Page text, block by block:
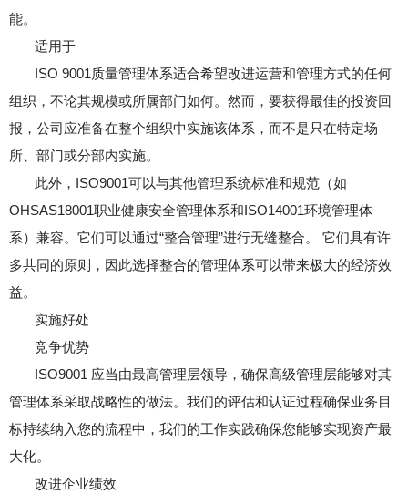
能。
适用于
ISO 9001质量管理体系适合希望改进运营和管理方式的任何
组织，不论其规模或所属部门如何。然而，要获得最佳的投资回
报，公司应准备在整个组织中实施该体系，而不是只在特定场
所、部门或分部内实施。
此外，ISO9001可以与其他管理系统标准和规范（如
OHSAS18001职业健康安全管理体系和ISO14001环境管理体
系）兼容。它们可以通过“整合管理”进行无缝整合。 它们具有许
多共同的原则，因此选择整合的管理体系可以带来极大的经济效
益。
实施好处
竞争优势
ISO9001 应当由最高管理层领导，确保高级管理层能够对其
管理体系采取战略性的做法。我们的评估和认证过程确保业务目
标持续纳入您的流程中，我们的工作实践确保您能够实现资产最
大化。
改进企业绩效